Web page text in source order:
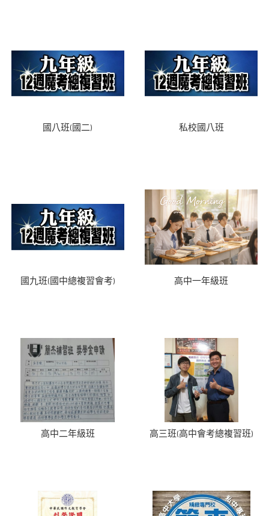
國八班(國二) 私校國八班
國九班(國中總複習會考) 高中一年級班
高中二年級班 高三班(高中會考總複習班)